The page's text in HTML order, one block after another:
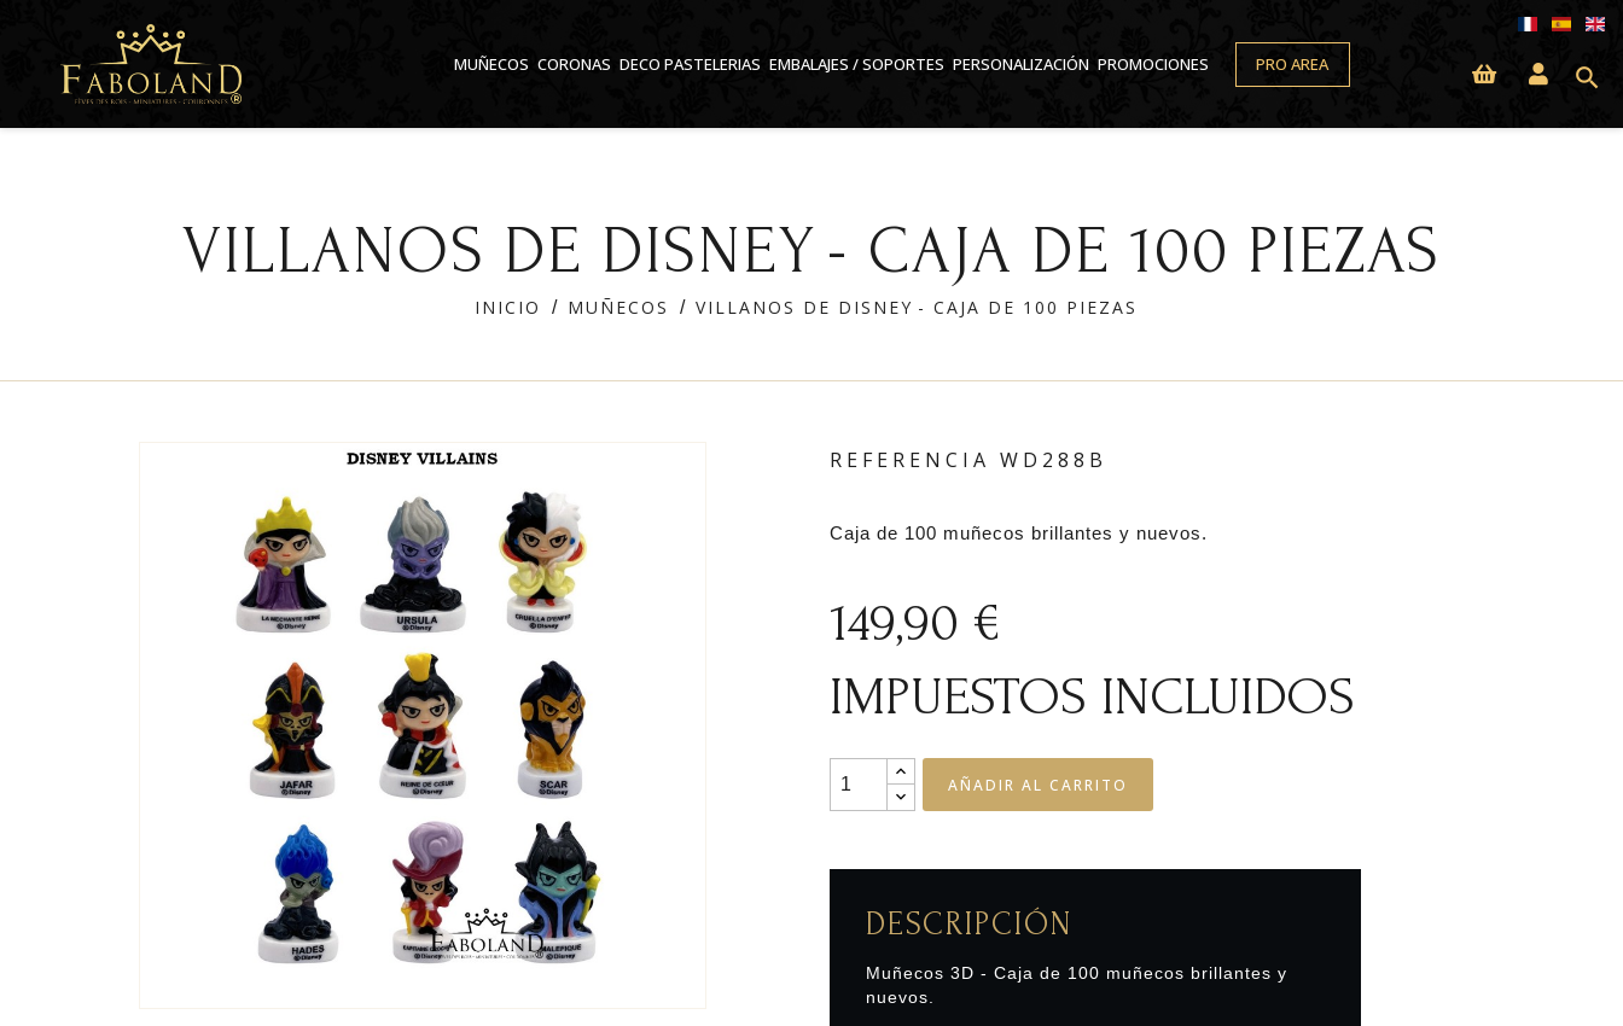
MUÑECOS CORONAS DECO PASTELERIAS EMBALAJES / SOPORTES PERSONALIZACIÓN PROMOCIONES PRO AREA search
VILLANOS DE DISNEY - CAJA DE 100 PIEZAS
INICIO MUÑECOS VILLANOS DE DISNEY - CAJA DE 100 PIEZAS
REFERENCIA WD288B
Caja de 100 muñecos brillantes y nuevos.
149,90 €
IMPUESTOS INCLUIDOS
AÑADIR AL CARRITO
DESCRIPCIÓN
Muñecos 3D - Caja de 100 muñecos brillantes y
nuevos.